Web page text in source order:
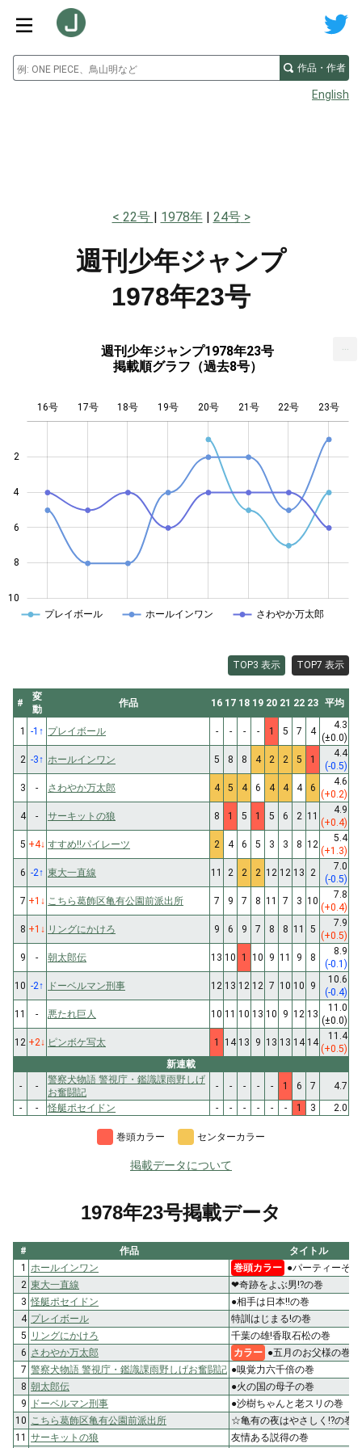
作品・作者
English
22号 1978年 24号
週刊少年ジャンプ
1978年23号
週刊少年ジャンプ1978年23号
掲載順グラフ（過去8号）
2
4
6
8
10
16号 17号 18号 19号 20号 21号 22号 23号
プレイボール ホールインワン さわやか万太郎
TOP3 表示 TOP7 表示
#
変
動
作品 16 17 18 19 20 21 22 23 平均
1 -1 ↑ プレイボール - - - - 1 5 7 4
4.3
(±0.0)
2 -3↑ ホールインワン 5 8 8 4 2 2 5 1
4.4
(-0.5)
3
- さわやか万太郎 4 5 4 6 4 4 4 6
4.6
(+0.2)
4
- サーキットの狼 8 1 5 1 5 6 2 11
4.9
(+0.4)
5 +4↓ すすめ!!パイレーツ 2 4 6 5 3 3 8 12
5.4
(+1.3)
6 -2↑ 東大一直線 11 2 2 2 12 12 13 2
7.0
(-0.5)
7 +1 ↓ こちら葛飾区亀有公園前派出所 7 9 7 8 11 7 3 10
7.8
(+0.4)
8 +1 ↓ リングにかけろ 9 6 9 7 8 8 11 5
7.9
(+0.5)
9
- 朝太郎伝 13 10 1 10 9 11 9 8
8.9
(-0.1)
10 -2↑ ドーベルマン刑事 12 13 12 12 7 10 10 9
10.6
(-0.4)
11
- 悪たれ巨人 10 11 10 13 10 9 12 13
11.0
(±0.0)
12 +2↓ ピンボケ写太 1 14 13 9 13 13 14 14
11.4
(+0.5)
新連載
-
-
警察犬物語 警視庁・鑑識課雨野しげ
お奮闘記
- - - - - 1 6 7
4.7
-
- 怪艇ポセイドン - - - - - - 1 3 2.0
巻頭カラー センターカラー
掲載データについて
1978年23号掲載データ
# 作品
タイトル
1
ホールインワン 巻頭カラー ●パーティーそ
2 東大一直線
❤奇跡をよぶ男!?の巻
3 怪艇ポセイドン
●相手は日本!!の巻
4 プレイボール
特訓はじまる!の巻
5 リングにかけろ
千葉の雄!香取石松の巻
6 さわやか万太郎 カラー ●五月のお父様の巻
7 警察犬物語 警視庁・鑑識課雨野しげお奮闘記 ●嗅覚力六千倍の巻
8 朝太郎伝
●火の国の母子の巻
9
ドーベルマン刑事
●沙樹ちゃんと老スリの巻
10
こちら葛飾区亀有公園前派出所
☆亀有の夜はやさしく!?の巻
11 サーキットの狼 友情ある説得の巻